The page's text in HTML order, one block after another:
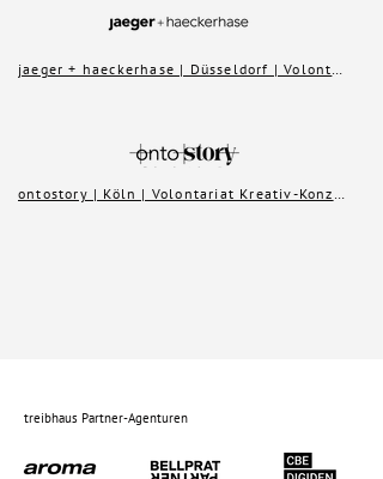
treibhaus Partner-Agenturen